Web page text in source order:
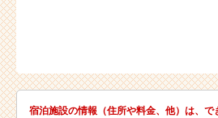
宿泊施設の情報（住所や料金、他）は、